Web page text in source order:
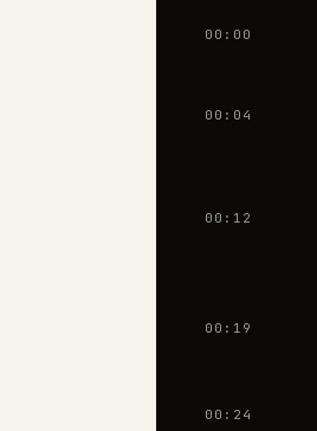
00:00
00:04
00:12
00:19
00:24